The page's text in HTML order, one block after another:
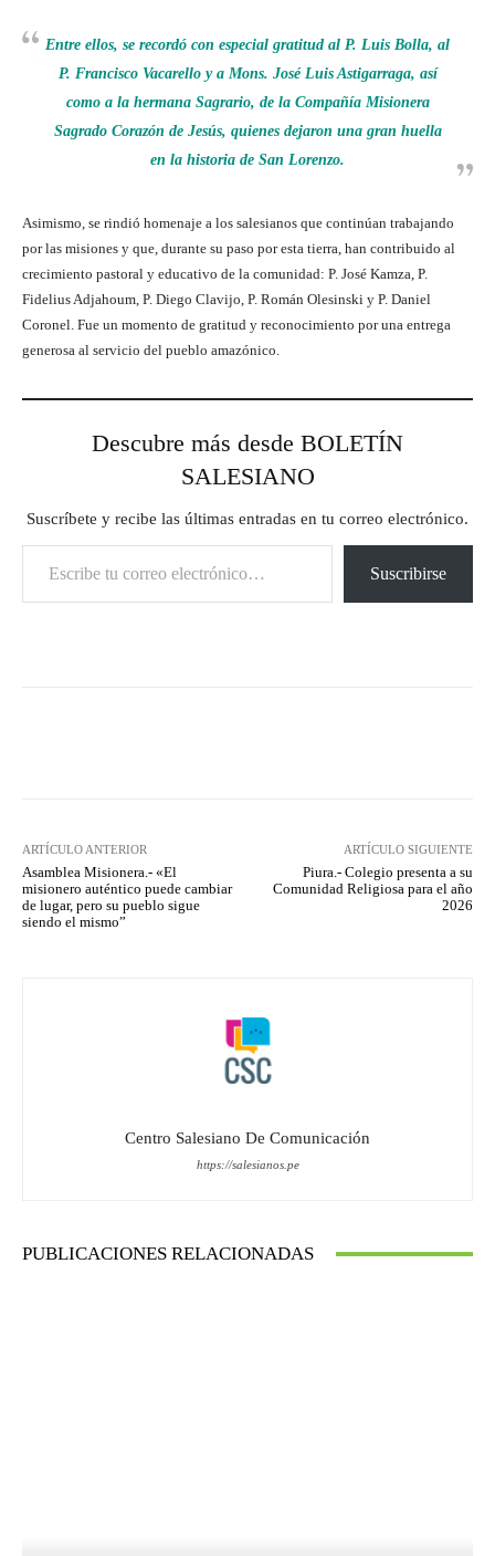
Entre ellos, se recordó con especial gratitud al P. Luis Bolla, al
P. Francisco Vacarello y a Mons. José Luis Astigarraga, así
como a la hermana Sagrario, de la Compañía Misionera
Sagrado Corazón de Jesús, quienes dejaron una gran huella
en la historia de San Lorenzo.
Asimismo, se rindió homenaje a los salesianos que continúan trabajando
por las misiones y que, durante su paso por esta tierra, han contribuido al
crecimiento pastoral y educativo de la comunidad: P. José Kamza, P.
Fidelius Adjahoum, P. Diego Clavijo, P. Román Olesinski y P. Daniel
Coronel. Fue un momento de gratitud y reconocimiento por una entrega
generosa al servicio del pueblo amazónico.
Descubre más desde BOLETÍN
SALESIANO
Suscríbete y recibe las últimas entradas en tu correo electrónico.
Escribe tu correo electrónico…
Suscribirse
ARTÍCULO ANTERIOR
Asamblea Misionera.- «El
misionero auténtico puede cambiar
de lugar, pero su pueblo sigue
siendo el mismo”
ARTÍCULO SIGUIENTE
Piura.- Colegio presenta a su
Comunidad Religiosa para el año
2026
Centro Salesiano De Comunicación
https://salesianos.pe
PUBLICACIONES RELACIONADAS